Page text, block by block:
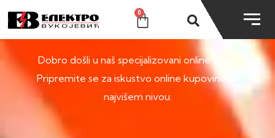
0
SHOP
Dobro došli u naš specijalizovani online shop.
Pripremite se za iskustvo online kupovine na
najvišem nivou.